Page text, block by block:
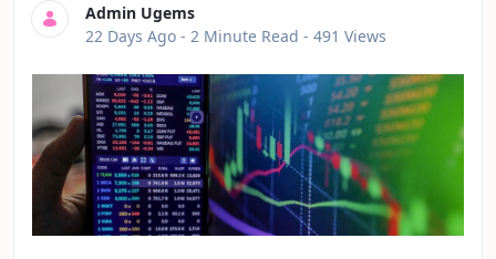
Admin Ugems
Published Date
22 Days Ago - 2 Minute Read - 491 Views